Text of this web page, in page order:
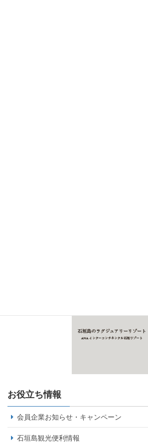
お役立ち情報
会員企業お知らせ・キャンペーン
石垣島観光便利情報